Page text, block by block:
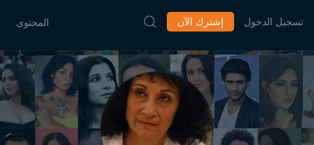
المحتوى إشترك الآن تسجيل الدخول